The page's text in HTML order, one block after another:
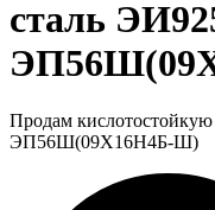
сталь
Продам
ЭП56Ш(09Х16Н4Б-Ш)